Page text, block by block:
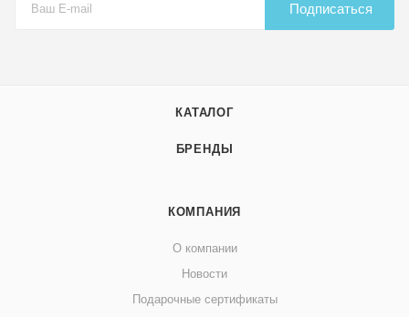
Подписаться
КАТАЛОГ
БРЕНДЫ
КОМПАНИЯ
О компании
Новости
Подарочные сертификаты